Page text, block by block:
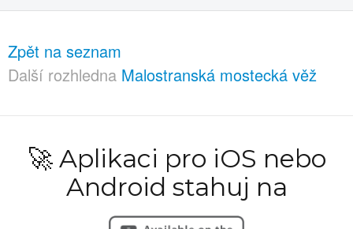
Zpět na seznam
Další rozhledna Malostranská mostecká věž
🚀 Aplikaci pro iOS nebo
Android stahuj na